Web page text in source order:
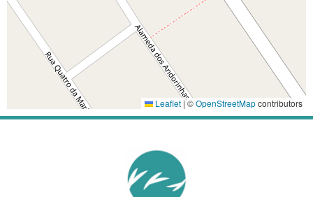
Leaflet |©OpenStreetMapcontributors